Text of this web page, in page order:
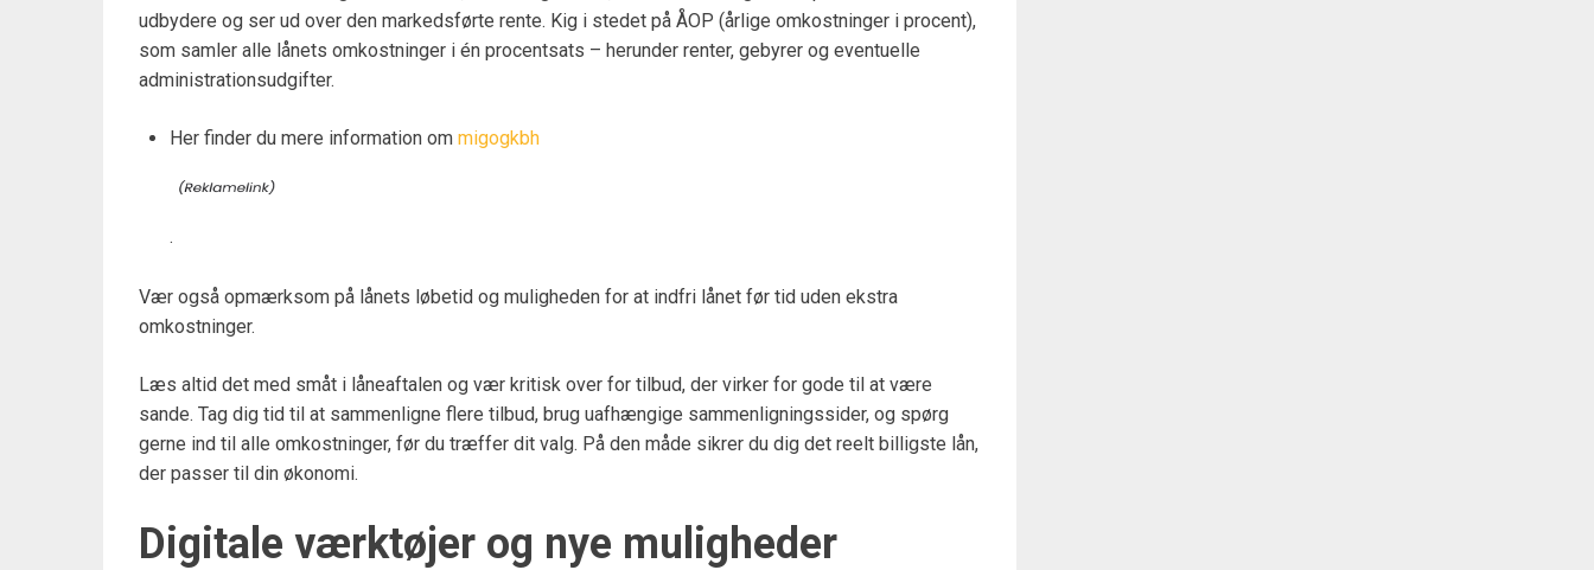
udbydere og ser ud over den markedsførte rente. Kig i stedet på ÅOP (årlige omkostninger i procent),
som samler alle lånets omkostninger i én procentsats – herunder renter, gebyrer og eventuelle
administrationsudgifter.
Her finder du mere information om migogkbh
.
Vær også opmærksom på lånets løbetid og muligheden for at indfri lånet før tid uden ekstra
omkostninger.
Læs altid det med småt i låneaftalen og vær kritisk over for tilbud, der virker for gode til at være
sande. Tag dig tid til at sammenligne flere tilbud, brug uafhængige sammenligningssider, og spørg
gerne ind til alle omkostninger, før du træffer dit valg. På den måde sikrer du dig det reelt billigste lån,
der passer til din økonomi.
Digitale værktøjer og nye muligheder